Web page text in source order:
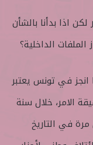
اذا بدأنا بالشأن
الداخلية؟
في تونس يعتبر
الامر، خلال سنة
مرة في التاريخ